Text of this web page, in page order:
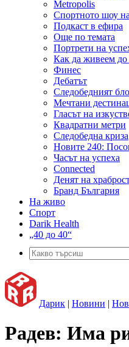
Metropolis
Спортното шоу
Подкаст в ефира
Още по темата
Портрети на
Как да живеем до
Финес
Дебатът
Следобедният
Мечтани
Гласът на
Квадратни метри
Следобедна криза
Новите 240:
Часът на успеха
Connected
Денят на
Бранд България
На живо
Спорт
Darik Health
„40 до 40“
Дарик | Новини |
Радев: Има